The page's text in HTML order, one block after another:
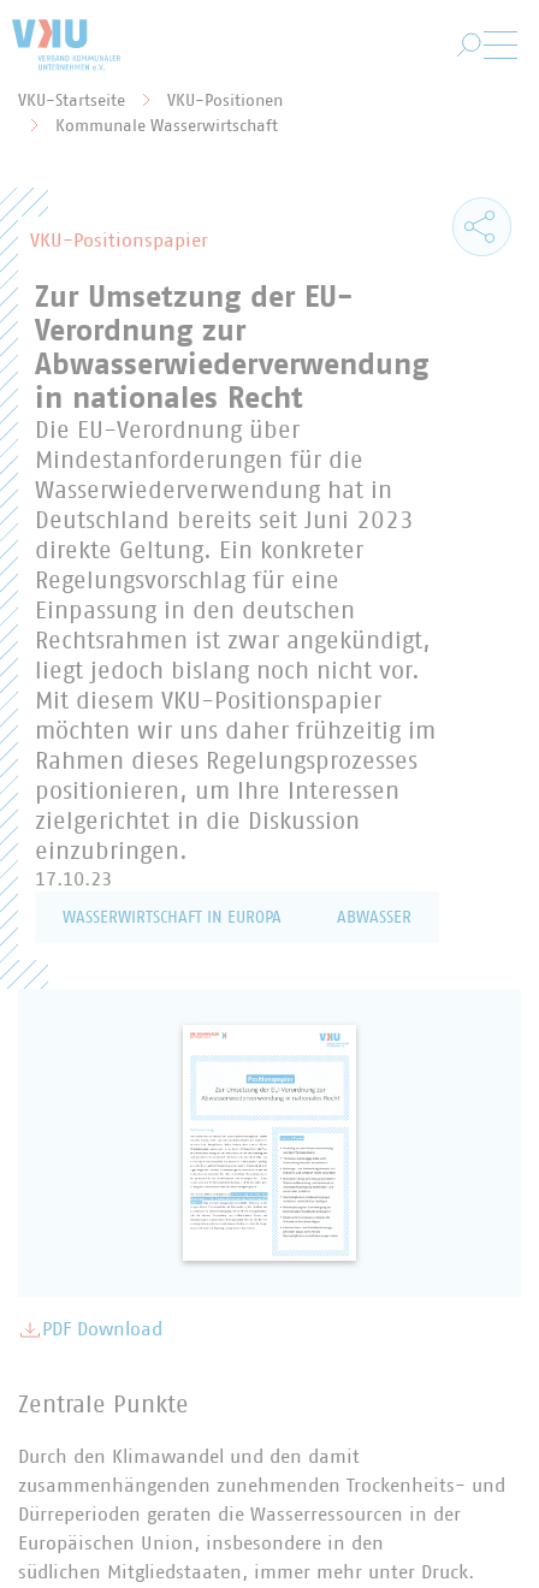
Sie befinden sich hier:
VKU-Startseite
VKU-Positionen
Kommunale Wasserwirtschaft
VKU-Positionspapier
Zur Umsetzung der EU-
Verordnung zur
Abwasserwiederverwendung
in nationales Recht
Die EU-Verordnung über
Mindestanforderungen für die
Wasserwiederverwendung hat in
Deutschland bereits seit Juni 2023
direkte Geltung. Ein konkreter
Regelungsvorschlag für eine
Einpassung in den deutschen
Rechtsrahmen ist zwar angekündigt,
liegt jedoch bislang noch nicht vor.
Mit diesem VKU-Positionspapier
möchten wir uns daher frühzeitig im
Rahmen dieses Regelungsprozesses
positionieren, um Ihre Interessen
zielgerichtet in die Diskussion
einzubringen.
17.10.23
WASSERWIRTSCHAFT IN EUROPA ABWASSER
PDF Download
Zentrale Punkte
Durch den Klimawandel und den damit
zusammenhängenden zunehmenden Trockenheits- und
Dürreperioden geraten die Wasserressourcen in der
Europäischen Union, insbesondere in den
südlichen Mitgliedstaaten, immer mehr unter Druck.